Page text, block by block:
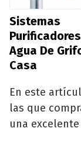
Sistemas
Agua De
Casa
En este
las que
una